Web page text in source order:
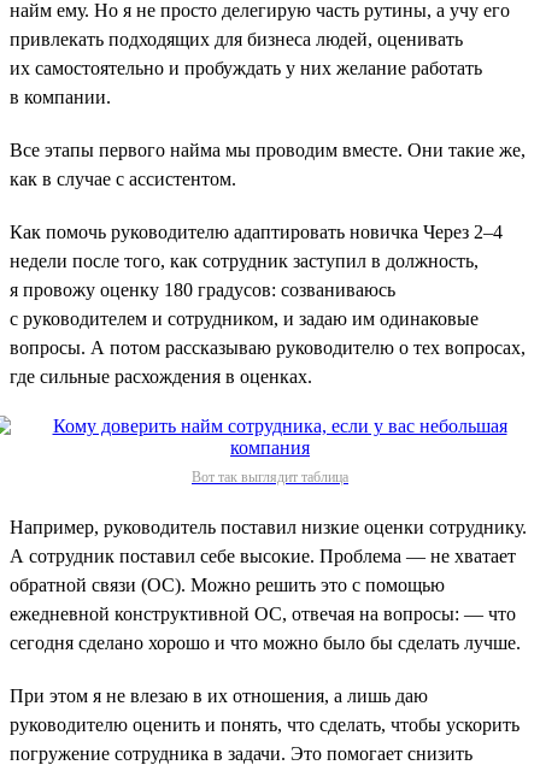
найм ему. Но я не просто делегирую часть рутины, а учу его
привлекать подходящих для бизнеса людей, оценивать
их самостоятельно и пробуждать у них желание работать
в компании.
Все этапы первого найма мы проводим вместе. Они такие же,
как в случае с ассистентом.
Как помочь руководителю адаптировать новичка Через 2–4
недели после того, как сотрудник заступил в должность,
я провожу оценку 180 градусов: созваниваюсь
с руководителем и сотрудником, и задаю им одинаковые
вопросы. А потом рассказываю руководителю о тех вопросах,
где сильные расхождения в оценках.
Вот так выглядит таблица
Например, руководитель поставил низкие оценки сотруднику.
А сотрудник поставил себе высокие. Проблема — не хватает
обратной связи (ОС). Можно решить это с помощью
ежедневной конструктивной ОС, отвечая на вопросы: — что
сегодня сделано хорошо и что можно было бы сделать лучше.
При этом я не влезаю в их отношения, а лишь даю
руководителю оценить и понять, что сделать, чтобы ускорить
погружение сотрудника в задачи. Это помогает снизить